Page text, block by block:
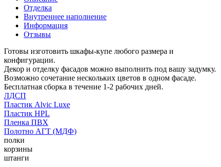
Отделка
Внутреннее наполнение
Информация
Отзывы
Готовы изготовить шкафы-купе любого размера и
конфигурации.
Декор и отделку фасадов можно выполнить под вашу задумку.
Возможно сочетание нескольких цветов в одном фасаде.
Бесплатная сборка в течение 1-2 рабочих дней.
ЛДСП
Пластик Alvic Luxe
Пластик HPL
Пленка ПВХ
Полотно АГТ (МДФ)
полки
корзины
штанги